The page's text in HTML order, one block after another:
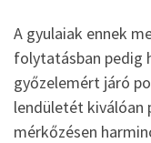
A gyulaiak ennek
folytatásban pedig
győzelemért járó
lendületét kiválóan
mérkőzésen